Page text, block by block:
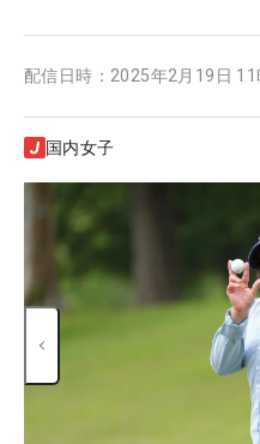
配信日時： 2025年2月19日 11
国内女子